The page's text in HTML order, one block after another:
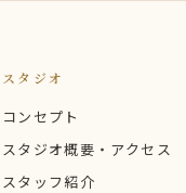
スタジオ
コンセプト
スタジオ概要・アクセス
スタッフ紹介